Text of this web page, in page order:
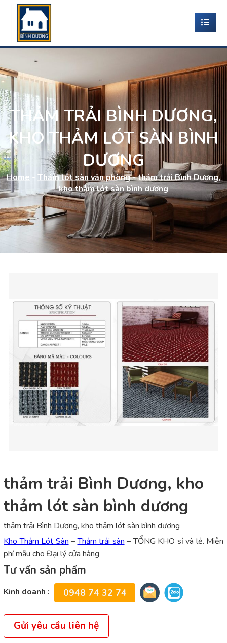
THẢM TRẢI BÌNH DƯƠNG,
KHO THẢM LÓT SÀN BÌNH
DƯƠNG
Home - Thảm lót sàn văn phòng-thảm trải Bình Dương,
kho thảm lót sàn bình dương
thảm trải Bình Dương, kho
thảm lót sàn bình dương
thảm trải Bình Dương, kho thảm lót sàn bình dương
Kho Thảm Lót Sàn –Thảm trải sàn – TỔNG KHO sỉ và lẻ. Miễn
phí mẫu cho Đại lý cửa hàng
Tư vấn sản phẩm
Kinh doanh : 0948 74 32 74
Gửi yêu cầu liên hệ